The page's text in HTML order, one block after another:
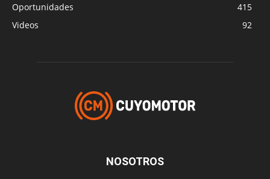
Oportunidades
415
Videos
92
NOSOTROS